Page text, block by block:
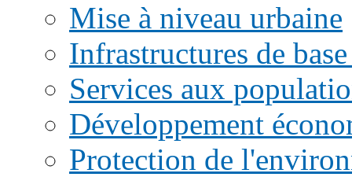
Mise à niveau urbaine
Infrastructures de
Services aux
Développement
Protection de